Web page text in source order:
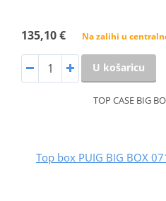
135,10 € Na zalihi u
U košaricu
TOP CASE BIG
Top box PUIG BIG BOX